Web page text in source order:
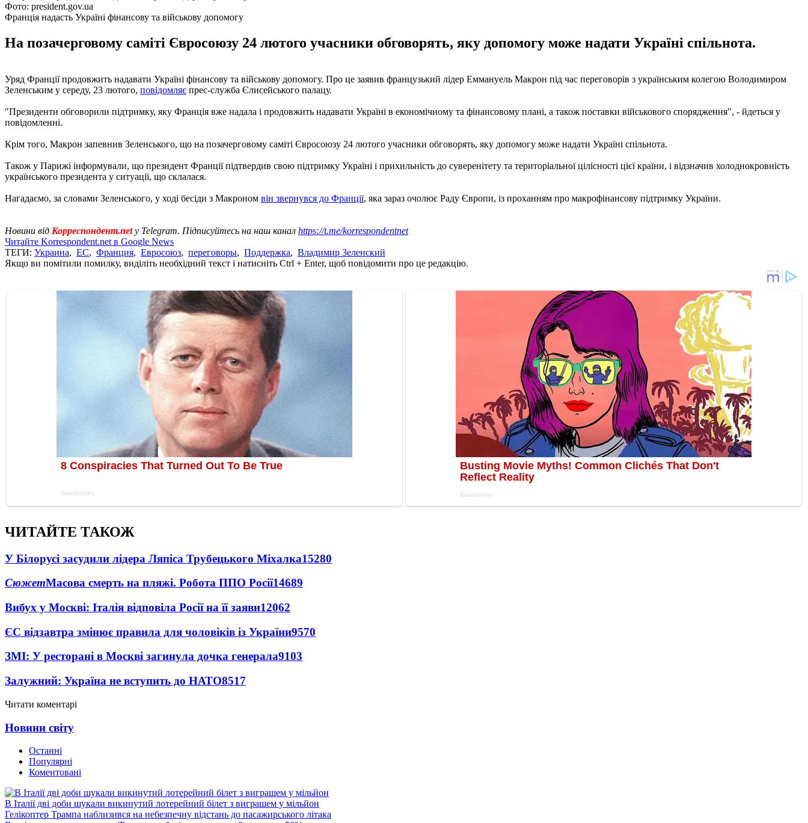
Фото: president.gov.ua
Франція надасть Україні фінансову та військову допомогу
На позачерговому саміті Євросоюзу 24 лютого учасники обговорять, яку допомогу може надати Україні спільнота.
Уряд Франції продовжить надавати Україні фінансову та військову допомогу. Про це заявив французький лідер Еммануель Макрон під час переговорів з українським колегою Володимиром
Зеленським у середу, 23 лютого, повідомляє прес-служба Єлисейського палацу.
"Президенти обговорили підтримку, яку Франція вже надала і продовжить надавати Україні в економічному та фінансовому плані, а також поставки військового спорядження", - йдеться у
повідомленні.
Крім того, Макрон запевнив Зеленського, що на позачерговому саміті Євросоюзу 24 лютого учасники обговорять, яку допомогу може надати Україні спільнота.
Також у Парижі інформували, що президент Франції підтвердив свою підтримку Україні і прихильність до суверенітету та територіальної цілісності цієї країни, і відзначив холоднокровність
українського президента у ситуації, що склалася.
Нагадаємо, за словами Зеленського, у ході бесіди з Макроном він звернувся до Франції, яка зараз очолює Раду Європи, із проханням про макрофінансову підтримку України.
Новини від Корреспондент.netу Telegram. Підписуйтесь на наш канал https://t.me/korrespondentnet
Читайте Korrespondent.net в Google News
ТЕГИ: Украина, ЕС, Франция, Евросоюз, переговоры, Поддержка, Владимир Зеленский
Якщо ви помітили помилку, виділіть необхідний текст і натисніть Ctrl + Enter, щоб повідомити про це редакцію.
ЧИТАЙТЕ ТАКОЖ
У Білорусі засудили лідера Ляпіса Трубецького Міхалка15280
СюжетМасова смерть на пляжі. Робота ППО Росії14689
Вибух у Москві: Італія відповіла Росії на її заяви12062
ЄС відзавтра змінює правила для чоловіків із України9570
ЗМІ: У ресторані в Москві загинула дочка генерала9103
Залужний: Україна не вступить до НАТО8517
Читати коментарі
Новини світу
Останні
Популярні
Коментовані
В Італії дві доби шукали викинутий лотерейний білет з виграшем у мільйон
Гелікоптер Трампа наблизився на небезпечну відстань до пасажирського літака